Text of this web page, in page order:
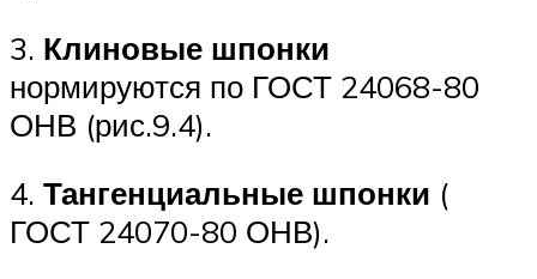
3. Клиновые шпонки
нормируются по ГОСТ 24068-80
ОНВ (рис.9.4).
4. Тангенциальные шпонки (
ГОСТ 24070-80 ОНВ).